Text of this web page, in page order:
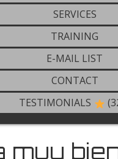
SERVICES
TRAINING
E-MAIL LIST
CONTACT
TESTIMONIALS
muy